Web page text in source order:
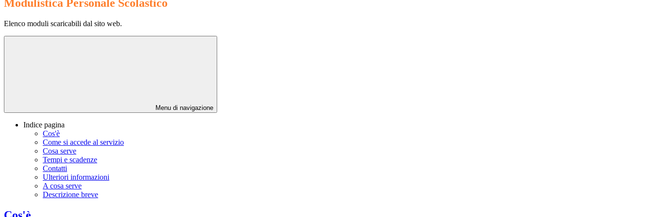
Modulistica Personale Scolastico
Elenco moduli scaricabili dal sito web.
Menu di navigazione
Indice pagina
Cos'è
Come si accede al servizio
Cosa serve
Tempi e scadenze
Contatti
Ulteriori informazioni
A cosa serve
Descrizione breve